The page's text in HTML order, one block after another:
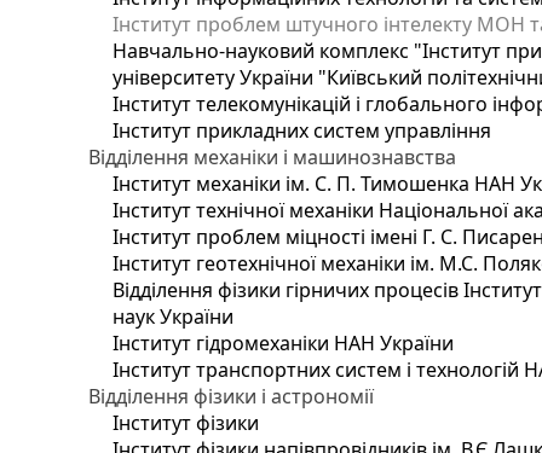
Інститут проблем штучного інтелекту МОН
Навчально-науковий комплекс "Інститут
університету України "Київський
Інститут телекомунікацій і глобального
Інститут прикладних систем управління
Відділення механіки і машинознавства
Інститут механіки ім. С. П. Тимошенка НАН
Інститут технічної механіки Національної
Інститут проблем міцності імені Г. С.
Інститут геотехнічної механіки ім. М.С.
Відділення фізики гірничих процесів
наук України
Інститут гідромеханіки НАН України
Інститут транспортних систем і технологій
Відділення фізики і астрономії
Інститут фізики